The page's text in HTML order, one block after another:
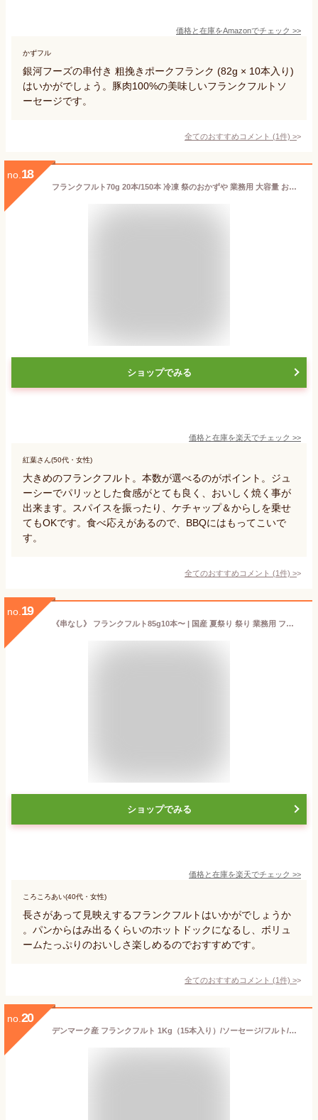
価格と在庫をAmazonでチェック >>
かずフル
銀河フーズの串付き 粗挽きポークフランク (82g × 10本入り)
はいかがでしょう。豚肉100%の美味しいフランクフルトソ
ーセージです。
全てのおすすめコメント (1件) >
no. 18
フランクフルト70g 20本/150本 冷凍 祭のおかずや 業務用 大容量 お弁当 イベント パーティ 揚げ物 ホット おつまみ お祭り グルメ
ショップでみる
価格と在庫を楽天でチェック >>
紅葉さん(50代・女性)
大きめのフランクフルト。本数が選べるのがポイント。ジュ
ーシーでパリッとした食感がとても良く、おいしく焼く事が
出来ます。スパイスを振ったり、ケチャップ＆からしを乗せ
てもOKです。食べ応えがあるので、BBQにはもってこいで
す。
全てのおすすめコメント (1件) >
no. 19
《串なし》 フランクフルト85g10本〜 | 国産 夏祭り 祭り 業務用 フランク フランクフルト ソーセージ BBQ イベント 学園祭 バザー 保育園 幼稚園 子供 模擬店 冷凍 ホットドック 業務用 縁日 バザー 簡単調理 ジャンボ 国内自社工場生産 串禁止 安全 切れ目入り
ショップでみる
価格と在庫を楽天でチェック >>
ころころあい(40代・女性)
長さがあって見映えするフランクフルトはいかがでしょうか
。パンからはみ出るくらいのホットドックになるし、ボリュ
ームたっぷりのおいしさ楽しめるのでおすすめです。
全てのおすすめコメント (1件) >
no. 20
デンマーク産 フランクフルト 1Kg（15本入り）/ソーセージ/フルト/フランクフルト 業務用